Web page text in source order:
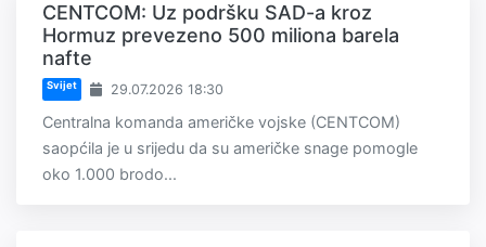
CENTCOM: Uz podršku SAD-a kroz
Hormuz prevezeno 500 miliona barela
nafte
Svijet 29.07.2026 18:30
Centralna komanda američke vojske (CENTCOM)
saopćila je u srijedu da su američke snage pomogle
oko 1.000 brodo...